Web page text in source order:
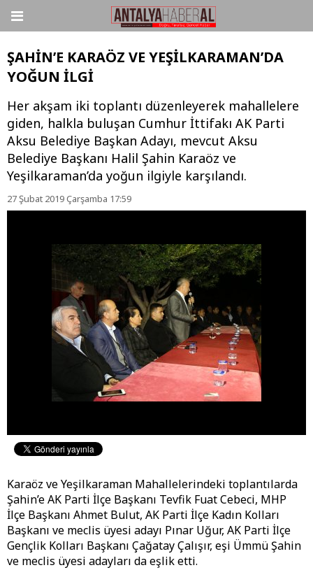
ŞAHİN’E KARAÖZ VE YEŞİLKARAMAN’DA
YOĞUN İLGİ
Her akşam iki toplantı düzenleyerek mahallelere
giden, halkla buluşan Cumhur İttifakı AK Parti
Aksu Belediye Başkan Adayı, mevcut Aksu
Belediye Başkanı Halil Şahin Karaöz ve
Yeşilkaraman’da yoğun ilgiyle karşılandı.
27 Şubat 2019 Çarşamba 17:59
Karaöz ve Yeşilkaraman Mahallelerindeki toplantılarda
Şahin’e AK Parti İlçe Başkanı Tevfik Fuat Cebeci, MHP
İlçe Başkanı Ahmet Bulut, AK Parti İlçe Kadın Kolları
Başkanı ve meclis üyesi adayı Pınar Uğur, AK Parti İlçe
Gençlik Kolları Başkanı Çağatay Çalışır, eşi Ümmü Şahin
ve meclis üyesi adayları da eşlik etti.